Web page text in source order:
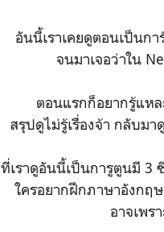
อันนี้เราเคยดูตอนเป็นก
จนมาเจอว่าใน
ตอนแรกก็อยากรู้แห
สรุปดูไม่รู้เรื่องจ้า กลับม
ที่เราดูอันนี้เป็นการูตูนมี 3
ใครอยากฝึกภาษาอังกฤ
อาจเพร